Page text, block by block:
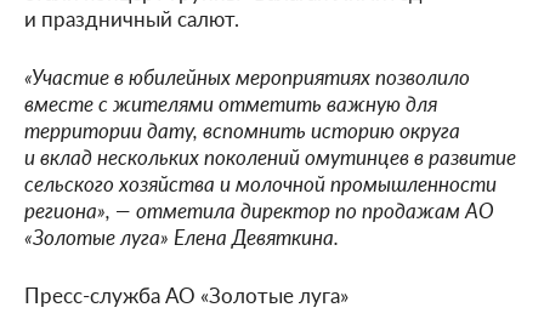
и праздничный салют.
«Участие в юбилейных мероприятиях позволило
вместе с жителями отметить важную для
территории дату, вспомнить историю округа
и вклад нескольких поколений омутинцев в развитие
сельского хозяйства и молочной промышленности
региона», — отметила директор по продажам АО
«Золотые луга» Елена Девяткина.
Пресс-служба АО «Золотые луга»